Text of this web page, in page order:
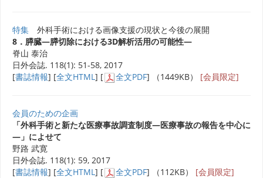
特集 外科手術における画像支援の現状と今後の展開
8．膵臓―膵切除における3D解析活用の可能性―
脊山 泰治
日外会誌. 118(1): 51-58, 2017
[書誌情報] [全文HTML] [ 全文PDF] （1449KB） [会員限定]
会員のための企画
「外科手術と新たな医療事故調査制度―医療事故の報告を中心に
―」によせて
野路 武寛
日外会誌. 118(1): 59, 2017
[書誌情報] [全文HTML ] [ 全文PDF] （112KB） [会員限定]